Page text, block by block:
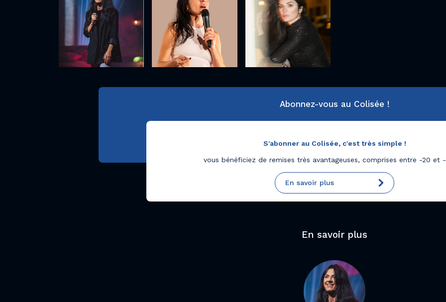
Abonnez-vous au Colisée !
S'abonner au Colisée, c'est très simple !
vous bénéficiez de remises très avantageuses, comprises entre -20 et
En savoir plus
En savoir plus